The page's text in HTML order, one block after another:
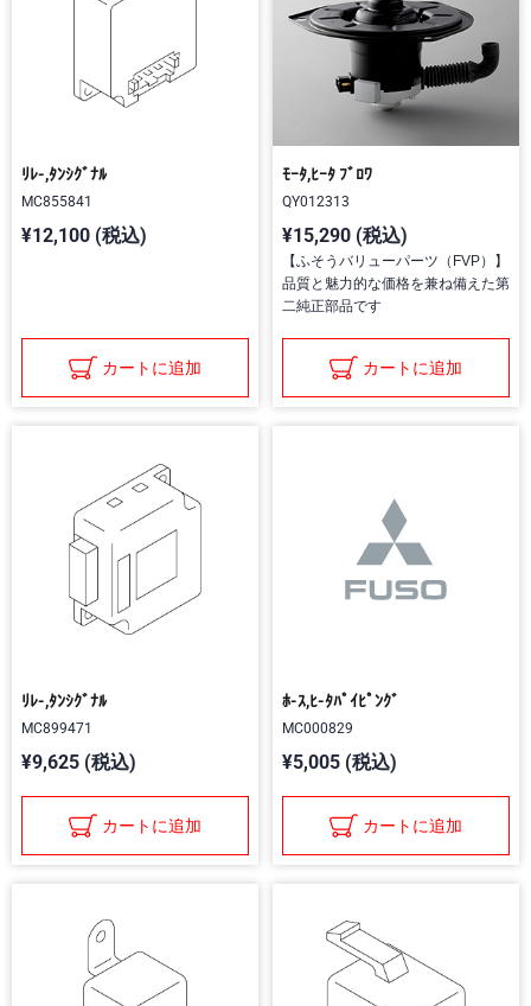
ﾘﾚ-,ﾀﾝｼｸﾞﾅﾙ
MC855841
¥12,100 (税込)
カートに追加
ﾓｰﾀ,ﾋｰﾀ ﾌﾞﾛﾜ
QY012313
¥15,290 (税込)
【ふそうバリューパーツ（FVP）】
品質と魅力的な価格を兼ね備えた第
二純正部品です
カートに追加
ﾘﾚ-,ﾀﾝｼｸﾞﾅﾙ
MC899471
¥9,625 (税込)
カートに追加
ﾎ-ｽ,ﾋ-ﾀﾊﾟｲﾋﾟﾝｸﾞ
MC000829
¥5,005 (税込)
カートに追加